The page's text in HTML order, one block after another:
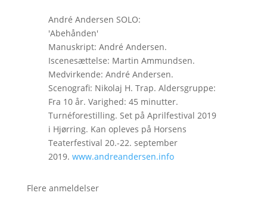
André Andersen SOLO:
'Abehånden'
Manuskript: André Andersen.
Iscenesættelse: Martin Ammundsen.
Medvirkende: André Andersen.
Scenografi: Nikolaj H. Trap. Aldersgruppe:
Fra 10 år. Varighed: 45 minutter.
Turnéforestilling. Set på Aprilfestival 2019
i Hjørring. Kan opleves på Horsens
Teaterfestival 20.-22. september
2019. www.andreandersen.info
Flere anmeldelser